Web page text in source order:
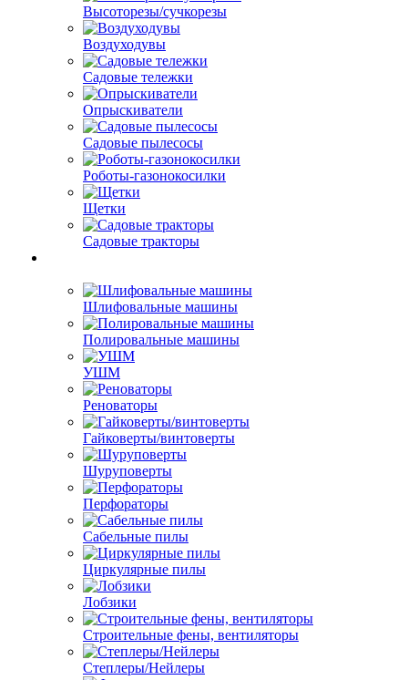
Высоторезы/сучкорезы
Воздуходувы
Садовые тележки
Опрыскиватели
Садовые пылесосы
Роботы-газонокосилки
Щетки
Садовые тракторы
Шлифовальные машины
Полировальные машины
УШМ
Реноваторы
Гайковерты/винтоверты
Шуруповерты
Перфораторы
Сабельные пилы
Циркулярные пилы
Лобзики
Строительные фены, вентиляторы
Степлеры/Нейлеры